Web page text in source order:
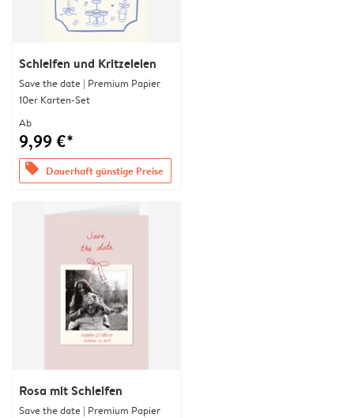
Schleifen und Kritzeleien
Save the date | Premium Papier
10er Karten-Set
Ab
9,99 €*
offers Dauerhaft günstige Preise
Rosa mit Schleifen
Save the date | Premium Papier